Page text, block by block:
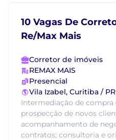
10 Vagas De
Re/Max Mais
Corretor de imóveis
REMAX MAIS
Presencial
Vila Izabel, Curitiba / PR
Intermediação de compra
prospecção de novos
acompanhamento de
contratos; consultoria e